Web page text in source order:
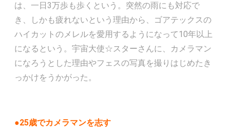
は、一日3万歩も歩くという。突然の雨にも対応で
き、しかも疲れないという理由から、ゴアテックスの
ハイカットのメレルを愛用するようになって10年以上
になるという。宇宙大使☆スターさんに、カメラマン
になろうとした理由やフェスの写真を撮りはじめたき
っかけをうかがった。
●25歳でカメラマンを志す